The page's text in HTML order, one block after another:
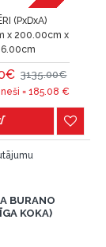
(PxDxA)
x 200.00cm x
3135.00€
= 185.08 €
BURANO
KOKA)